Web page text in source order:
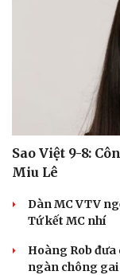
Tư vấn
Săn Tour
check-in
Sao Việt 9-8:
Miu Lê
Dàn MC VTV
Tứ kết MC nhí
Hoàng Rob
ngàn chông gai